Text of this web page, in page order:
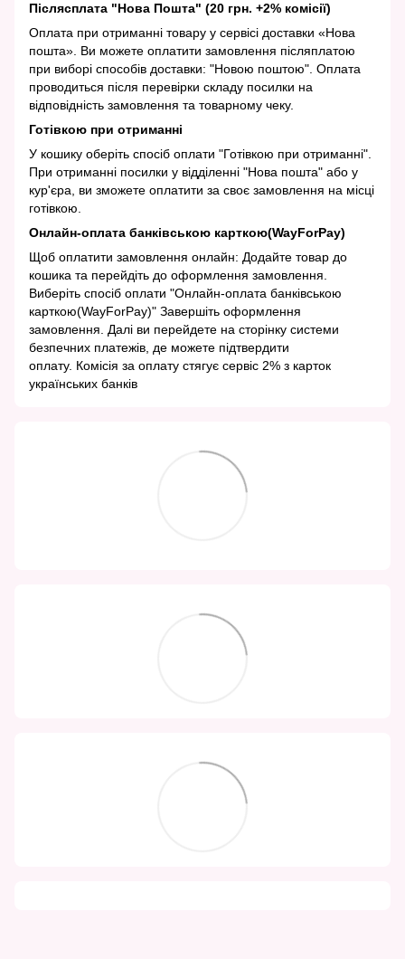
Післясплата "Нова Пошта" (20 грн. +2% комісії)
Оплата при отриманні товару у сервісі доставки «Нова
пошта». Ви можете оплатити замовлення післяплатою
при виборі способів доставки: "Новою поштою". Оплата
проводиться після перевірки складу посилки на
відповідність замовлення та товарному чеку.
Готівкою при отриманні
У кошику оберіть спосіб оплати "Готівкою при отриманні".
При отриманні посилки у відділенні "Нова пошта" або у
кур'єра, ви зможете оплатити за своє замовлення на місці
готівкою.
Онлайн-оплата банківською карткою(WayForPay)
Щоб оплатити замовлення онлайн: Додайте товар до
кошика та перейдіть до оформлення замовлення.
Виберіть спосіб оплати "Онлайн-оплата банківською
карткою(WayForPay)" Завершіть оформлення
замовлення. Далі ви перейдете на сторінку системи
безпечних платежів, де можете підтвердити
оплату. Комісія за оплату стягує сервіс 2% з карток
українських банків